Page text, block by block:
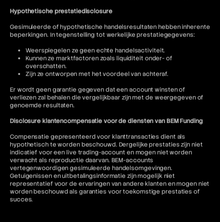
Hypothetische prestatiedisclosure
Gesimuleerde of hypothetische handelsresultaten hebben inherente
beperkingen. In tegenstelling tot werkelijke prestatiegegevens:
Weerspiegelen ze geen echte handelsactiviteit.
Kunnen ze marktfactoren zoals liquiditeit onder- of
overschatten.
Zijn ze ontworpen met het voordeel van achteraf.
Er wordt geen garantie gegeven dat een account winsten of
verliezen zal behalen die vergelijkbaar zijn met de weergegeven of
genoemde resultaten.
Disclosure klantencompensatie voor de diensten van BEM Funding
Compensatie gepresenteerd voor klanttransacties dient als
hypothetisch te worden beschouwd. Dergelijke prestaties zijn niet
indicatief voor een live trading-account en mogen niet worden
verwacht als reproductie daarvan. BEM-accounts
vertegenwoordigen gesimuleerde handelsomgevingen.
Getuigenissen en uitbetalingsinformatie zijn mogelijk niet
representatief voor de ervaringen van andere klanten en mogen niet
worden beschouwd als garanties voor toekomstige prestaties of
succes.